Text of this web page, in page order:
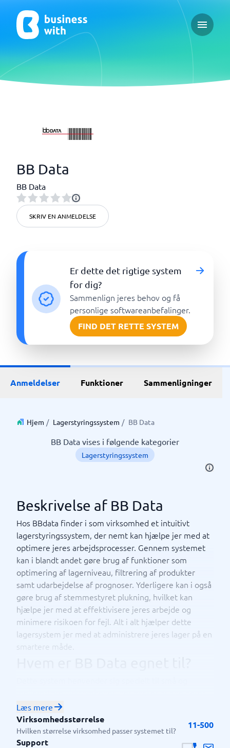
Open
BB Data
BB Data
SKRIV EN ANMELDELSE
Er dette det rigtige system
for dig?
Sammenlign jeres behov og få
personlige softwareanbefalinger.
FIND DET RETTE SYSTEM
Anmeldelser Funktioner Sammenligninger
Hjem / Lagerstyringssystem / BB Data
BB Data vises i følgende kategorier
Lagerstyringssystem
Beskrivelse af BB Data
Hos BBdata finder i som virksomhed et intuitivt
lagerstyringssystem, der nemt kan hjælpe jer med at
optimere jeres arbejdsprocesser. Gennem systemet
kan i blandt andet gøre brug af funktioner som
optimering af lagerniveau, filtrering af produkter
samt udarbejdelse af prognoser. Yderligere kan i også
gøre brug af stemmestyret plukning, hvilket kan
hjælpe jer med at effektivisere jeres arbejde og
minimere risikoen for fejl. Alt i alt hjælper dette
lagersystem jer med at administrere jeres lager på en
smartere måde.
lagerstyring effektivitet og produktivitet. Systemet er
nemt at implementere og integrere med jeres andre
systemer, hvilket gør det let at komme i gang. Blandt
deres kunder finder man virksomheder indenfor
Læs mere
Virksomhedsstørrelse
Hvilken størrelse virksomhed passer systemet til?
11-500
Support